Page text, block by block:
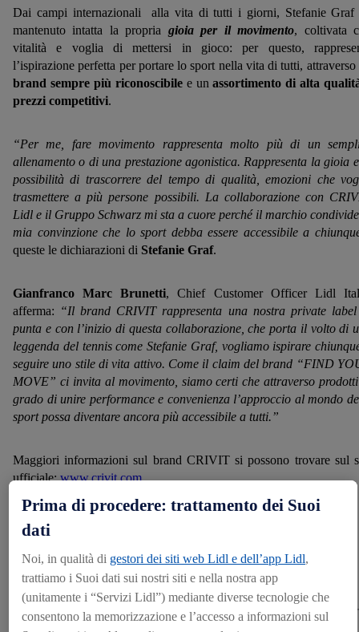
Dai campi internazionali alla vita di tutti i giorni, Stefanie Graf
mantenuto intatta la propria gioia per il movimento, coltivata
vitalità e voglia di mettersi in gioco: per questo,
l’ispirazione perfetta per portare lo sport nella vita di tutti, attraverso
brand sempre più riconoscibilee un assortimento di alta
prezzi competitivi.
“Per me, fare movimento rappresenta molto più di un
allenamento o di una prestazione agonistica. Rappresenta la gioia
possibilità di trascorrere del tempo di qualità, emozioni che
trasmettere a più persone possibili. La collaborazione con
Lidl e il Gruppo Schwarz mi sta a cuore perché il marchio
mia convinzione che lo sport debba essere accessibile a
queste le dichiarazioni di Stefanie Graf.
Gianfranco Marc Brunetti, Chief Customer Officer Lidl
afferma: “Il brand CRIVIT rappresenta una nostra private
punta e con l’inizio di questa collaborazione, che porta il volto di
leggenda del tennis come Stefanie Graf, vogliamo ispirare
seguire uno stile di vita attivo. Come il claim del brand “FIND
MOVE” ci invita al movimento, siamo certi che attraverso
grado di unire performance e convenienza l’approccio al mondo
sport possa diventare ancora più accessibile a tutti.”
Maggiori informazioni sul brand CRIVIT si possono trovare sul
ufficiale:www.crivit.com.
Contatti per la stampa
Ufficio Comunicazione
stampa@lidl.it
045.6135100
Prima di procedere: trattamento dei Suoi
dati
Noi, in qualità di gestori dei siti web Lidl e dell’app Lidl,
trattiamo i Suoi dati sui nostri siti e nella nostra app
(unitamente i “Servizi Lidl”) mediante diverse tecnologie che
consentono la memorizzazione e l’accesso a informazioni sul